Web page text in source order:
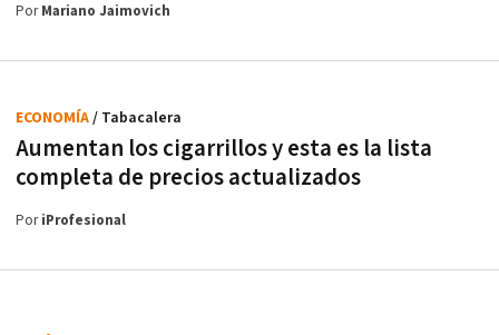
PorMariano Jaimovich
Aumentan los cigarrillos y esta es la lista
completa de precios actualizados
ECONOMÍA/ Tabacalera
PoriProfesional